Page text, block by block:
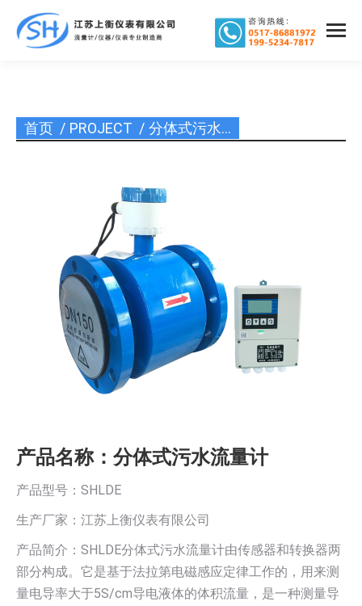
您在这里：
首页 PROJECT 分体式污水…
产品名称：分体式污水流量计
产品型号：SHLDE
生产厂家：江苏上衡仪表有限公司
产品简介：SHLDE分体式污水流量计由传感器和转换器两
部分构成。它是基于法拉第电磁感应定律工作的，用来测
量电导率大于5S/cm导电液体的体积流量，是一种测量导